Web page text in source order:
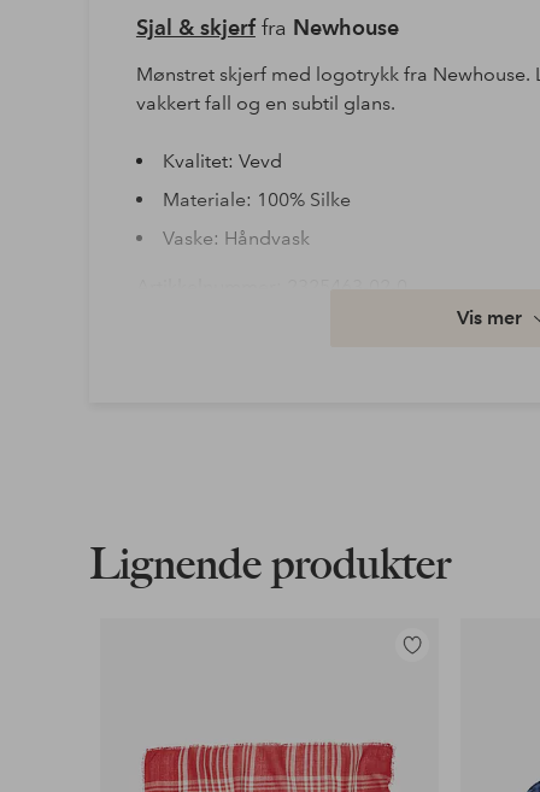
Sjal & skjerffra Newhouse
Mønstret skjerf med logotrykk fra Newhouse.
vakkert fall og en subtil glans.
Kvalitet: Vevd
Materiale: 100% Silke
Vaske: Håndvask
Våre mest fordelaktige betalingsmåter
Vis mer
Lignende produkter
Legg